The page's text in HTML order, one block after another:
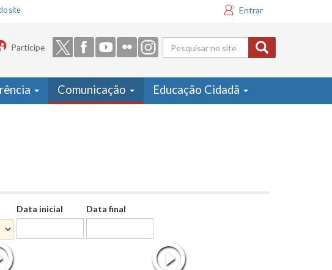
site Entrar
Formulário
de busca
Participe
Comunicação Educação Cidadã
Data inicial Data final